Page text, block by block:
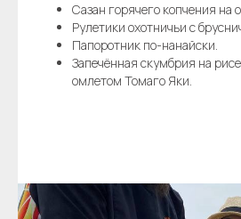
Сазан горячего копчения на
Рулетики охотничьи с
Папоротник по-нанайски.
Запечённая скумбрия на
омлетом Томаго Яки.